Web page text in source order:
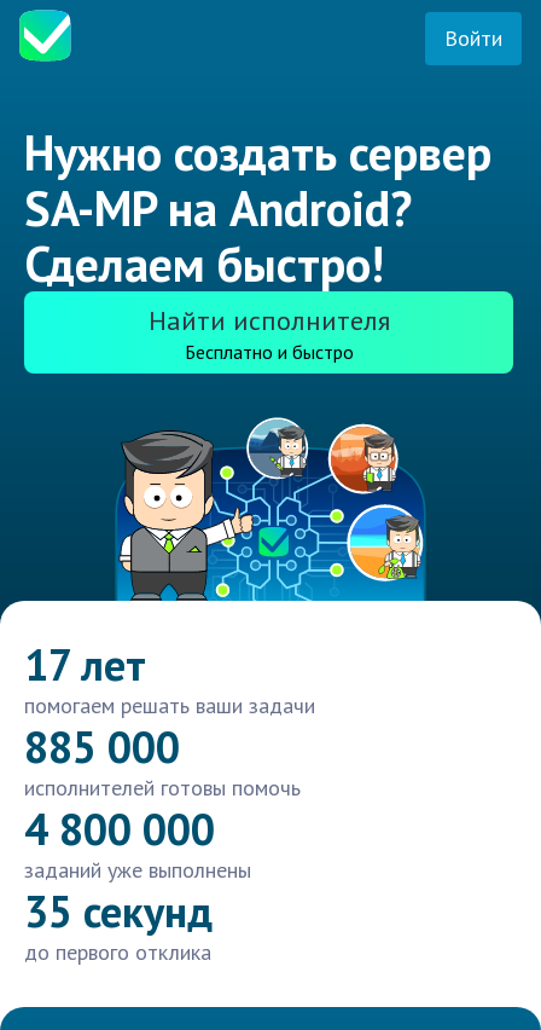
Войти
Нужно создать сервер
SA-MP на Android?
Сделаем быстро!
Найти исполнителя
Бесплатно и быстро
17 лет
помогаем решать ваши задачи
885 000
исполнителей готовы помочь
4 800 000
заданий уже выполнены
35 секунд
до первого отклика